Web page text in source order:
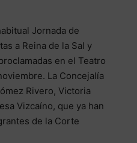
Jornada de
a Reina de la Sal y
en el Teatro
La Concejalía
Rivero, Victoria
Vizcaíno, que ya han
de la Corte